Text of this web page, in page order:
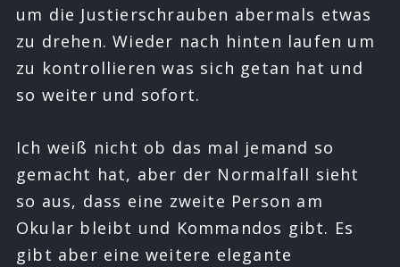
um die Justierschrauben abermals etwas
zu drehen. Wieder nach hinten laufen um
zu kontrollieren was sich getan hat und
so weiter und sofort.
Ich weiß nicht ob das mal jemand so
gemacht hat, aber der Normalfall sieht
so aus, dass eine zweite Person am
Okular bleibt und Kommandos gibt. Es
gibt aber eine weitere elegante